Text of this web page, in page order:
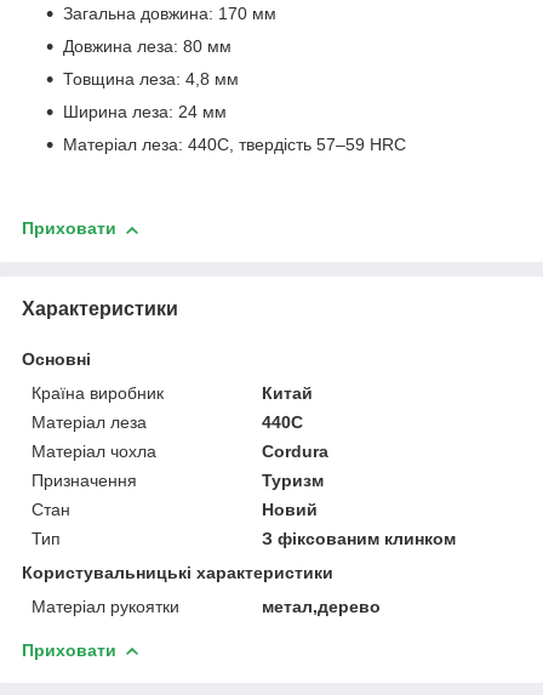
Загальна довжина: 170 мм
Довжина леза: 80 мм
Товщина леза: 4,8 мм
Ширина леза: 24 мм
Матеріал леза: 440C, твердість 57–59 HRC
Приховати
Характеристики
Основні
Країна виробник
Китай
Матеріал леза
440C
Матеріал чохла
Cordura
Призначення
Туризм
Стан
Новий
Тип
З фіксованим клинком
Користувальницькі характеристики
Матеріал рукоятки
метал,дерево
Приховати